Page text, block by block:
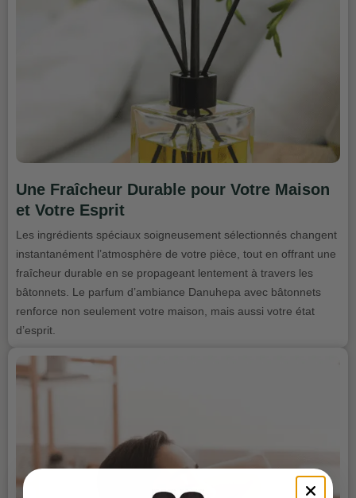
Une Fraîcheur Durable pour Votre Maison
et Votre Esprit
Les ingrédients spéciaux soigneusement sélectionnés changent
instantanément l’atmosphère de votre pièce, tout en offrant une
fraîcheur durable en se propageant lentement à travers les
bâtonnets. Le parfum d’ambiance Danuhepa avec bâtonnets
renforce non seulement votre maison, mais aussi votre état
d’esprit.